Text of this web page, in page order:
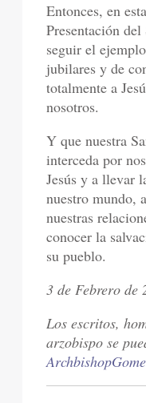
Entonces, en
Presentación
seguir el
jubilares y de
totalmente a
nosotros.
Y que nuestra
interceda por
Jesús y a llevar
nuestro mundo,
nuestras
conocer la
su pueblo.
3 de Febrero de
Los escritos,
arzobispo se